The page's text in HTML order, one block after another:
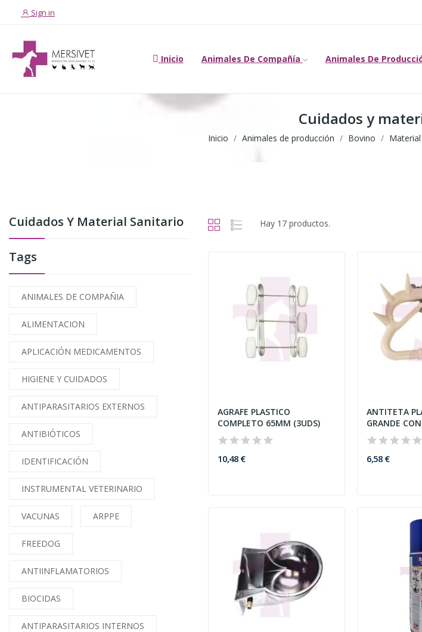
Sign in
Inicio Animales De Compañía Animales De
Cuidados y
Inicio Animales de producción Bovino
Cuidados Y Material Sanitario
Tags
ANIMALES DE COMPAÑIA
ALIMENTACION
APLICACIÓN MEDICAMENTOS
HIGIENE Y CUIDADOS
ANTIPARASITARIOS EXTERNOS
ANTIBIÓTICOS
IDENTIFICACIÓN
INSTRUMENTAL VETERINARIO
VACUNAS ARPPE
FREEDOG
ANTIINFLAMATORIOS
BIOCIDAS
ANTIPARASITARIOS INTERNOS
Hay 17 productos.
AGRAFE PLASTICO
COMPLETO 65MM (3UDS)
10,48 €
ANTITETA
GRANDE
6,58 €